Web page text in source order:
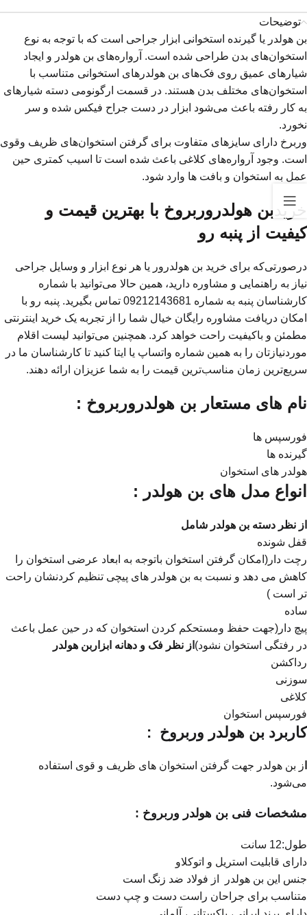
توضیحات
بن هولدر یا گیرنده استخوانی ابزار جراحی است که با توجه به نوع
استخوان‌های بدن طراحی شده است. آرواره‌های بن هولدر و ایجاد
شیار‌های عمیق روی فک‌های بن هولدرهای استخوانی متناسب با
استخوان‌های مختلف بدن هستند. در قسمت ارگونومی دسته شیارهای
به کار رفته باعث می‌شود ابزار در دست جراح فیکس شده و سر
نخورد.
وربرخ دارای سایزهای متفاوت برای گرفتن استخوان‌های ظریف وقوی
است. وجود آرواره‌های کلاغی باعث شده است تا اسیب کمتری حین
عمل به استخوان و بافت ها وارد شود.
خرید بن هولدروربروخ با بهترین قیمت و
کیفیت از پنبه رو
درصورتی‌که برای خرید بن هولدرور یا هر نوع ابزار و وسایل جراحی
نیاز به راهنمایی و مشاوره دارید، همین حالا می‌توانید با شماره
کارشناسان پنبه به شماره 09212143681 تماس بگیرید. پنبه رو با
امکان دریافت مشاوره رایگان خیال شما را از تجربه یک خرید اینترنتی
مطمئن و باکیفیت راحت خواهد کرد. همچنین می‌توانید لیست اقلام
موردنیازتان را به همین شماره واتساپ یا ایتا کنید تا کارشناسان ما در
سریع‌ترین زمان مناسب‌ترین قیمت را به شما عزیزان ارائه دهند.
نام های مستعار بن هولدروربروخ :
فورسپس ها
گیرنده ها
هولدر های استخوان
انواع مدل های بن هولدر :
از نظر دسته بن هولدر شامل
قفل شونده
رچت دار(امکان گرفتن استخوان باتوجه به ابعاد عرضی استخوان را
کاهش می دهد و نسبت به بن هولدر های پیچی تنظیم کردنشان راحت
تر است )
ساده
پیچ دار(جهت حفظ ومستحکم کردن استخوان که در حین عمل باعث
در رفتگی استخوان نشود) از نظر فک و دهانه ابزاربن هولدر
رداکشن
سوزنی
کلاغی
فورسپس استخوان
کاربرد بن هولدر وربروخ :
ز بن هولدر جهت گرفتن استخوان های ظریف و قوی استفاده
می‌شود.
مشخصات فنی بن هولدر وربروخ :
طول:12 سانت
دارای قابلیت استریل و اتوکلاو
جنس این بن هولدر از فولاد ضد زنگ است
متناسب برای جراحان راست دست و چپ دست